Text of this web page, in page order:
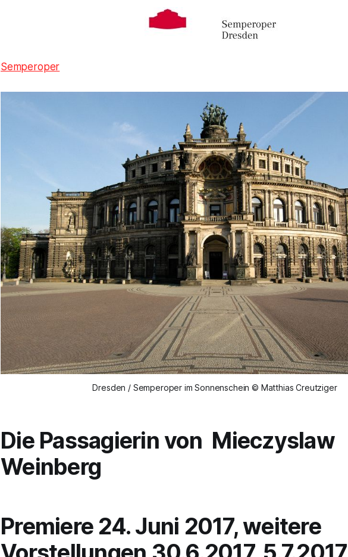
Semperoper
Dresden / Semperoper im Sonnenschein © Matthias Creutziger
Die Passagierin von Mieczyslaw
Weinberg
Premiere 24. Juni 2017, weitere